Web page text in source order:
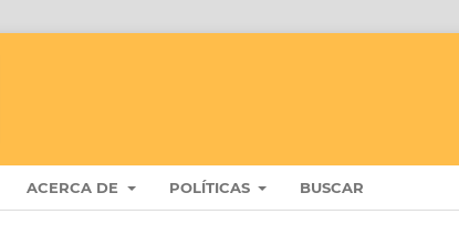
ACERCA DE POLÍTICAS BUSCAR